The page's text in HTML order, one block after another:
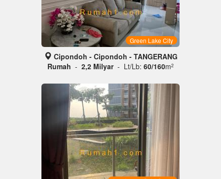
Green Lake City
Cipondoh - Cipondoh - TANGERANG
Rumah - 2,2 Milyar - Lt/Lb: 60/160m2